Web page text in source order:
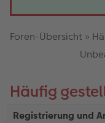
Foren-Übersicht »
Häufig
Registrierung und